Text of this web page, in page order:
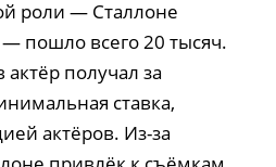
роли — Сталлоне
— пошло всего 20 тысяч.
получал за
ставка,
актёров. Из-за